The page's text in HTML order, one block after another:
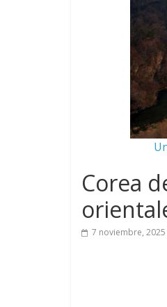
Corea
7 noviembre, 2025